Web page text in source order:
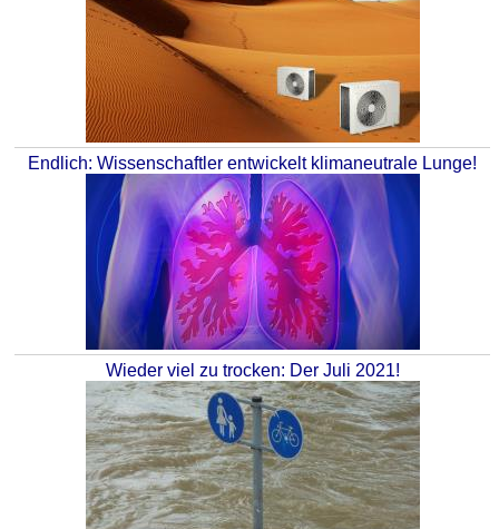
Endlich: Wissenschaftler entwickelt klimaneutrale Lunge!
Wieder viel zu trocken: Der Juli 2021!